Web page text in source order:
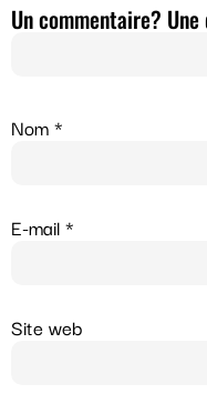
Un commentaire?
Nom*
E-mail*
Site web